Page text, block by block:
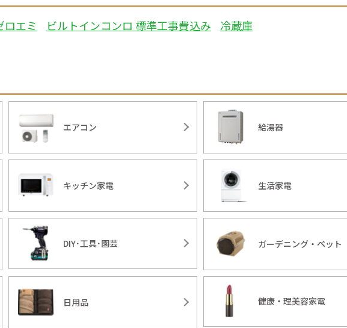
ロエミ ビルトインコンロ 標準工事費込み 冷蔵庫
エアコン 給湯器
キッチン家電 生活家電
DIY･工具･園芸 ガーデニング・ペット
日用品 健康・理美容家電